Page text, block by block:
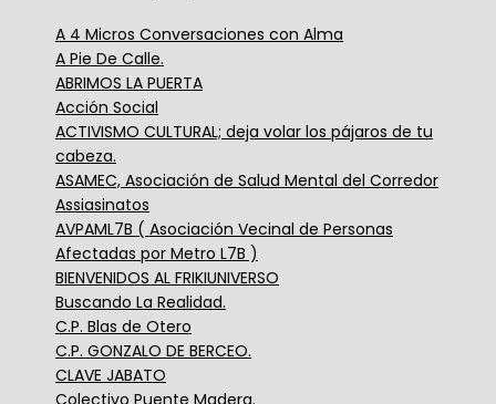
A 4 Micros Conversaciones con Alma
A Pie De Calle.
ABRIMOS LA PUERTA
Acción Social
ACTIVISMO CULTURAL; deja volar los pájaros de tu
cabeza.
ASAMEC, Asociación de Salud Mental del Corredor
Assiasinatos
AVPAML7B ( Asociación Vecinal de Personas
Afectadas por Metro L7B )
BIENVENIDOS AL FRIKIUNIVERSO
Buscando La Realidad.
C.P. Blas de Otero
C.P. GONZALO DE BERCEO.
CLAVE JABATO
Colectivo Puente Madera.